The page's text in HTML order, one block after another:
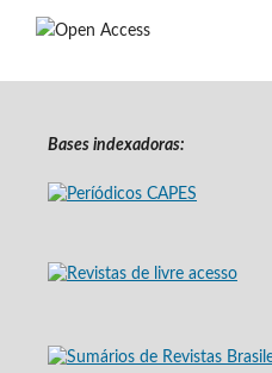
Bases indexadoras: